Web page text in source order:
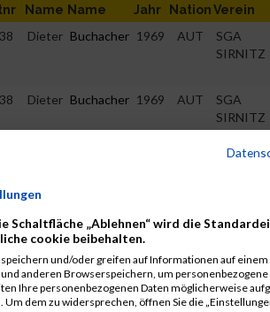
Name Name
Jahr NationVerein
Dieter Buchacher 1969 AUT
SGA
SIRNITZ
Dieter Buchacher 1969 AUT
SGA
SIRNITZ
Dieter Buchacher 1969 AT
SGA
SIRNITZ
Schaltfläche „Ablehnen“ wird die
cookie beibehalten.
und/oder greifen auf Informationen auf einem
anderen Browserspeichern, um
Ihre personenbezogenen Daten möglicherweise
dem zu widersprechen, öffnen Sie die